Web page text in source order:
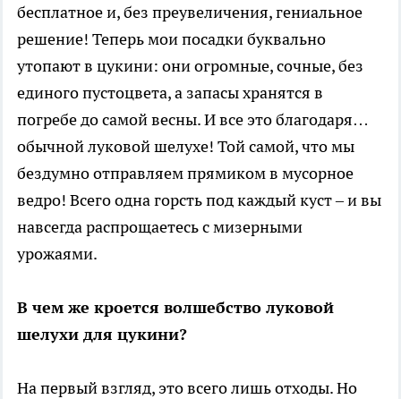
бесплатное и, без преувеличения, гениальное
решение! Теперь мои посадки буквально
утопают в цукини: они огромные, сочные, без
единого пустоцвета, а запасы хранятся в
погребе до самой весны. И все это благодаря…
обычной луковой шелухе! Той самой, что мы
бездумно отправляем прямиком в мусорное
ведро! Всего одна горсть под каждый куст – и вы
навсегда распрощаетесь с мизерными
урожаями.
В чем же кроется волшебство луковой
шелухи для цукини?
На первый взгляд, это всего лишь отходы. Но